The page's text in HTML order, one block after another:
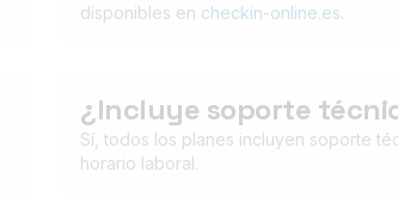
disponibles en checkin-online.es.
¿Incluye soporte
Sí, todos los planes incluyen soporte
horario laboral.